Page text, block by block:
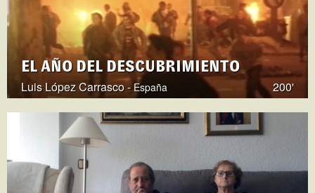
EL AÑO DEL DESCUBRIMIENTO
200'
Luis López Carrasco - España